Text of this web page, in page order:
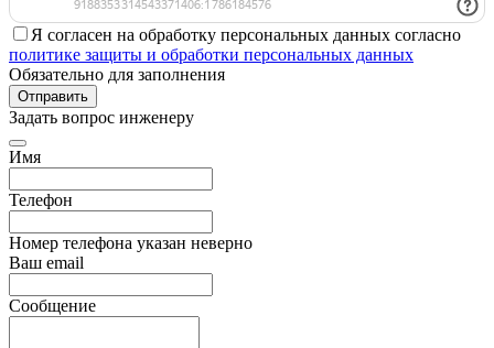
Я согласен на обработку персональных данных согласно
политике защиты и обработки персональных данных
Обязательно для заполнения
Отправить
Задать вопрос инженеру
Имя
Телефон
Номер телефона указан неверно
Ваш email
Сообщение